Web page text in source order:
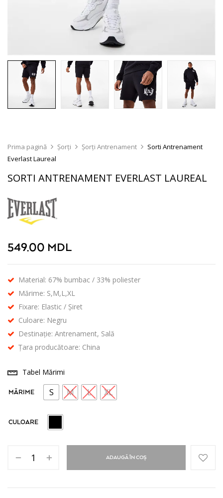
Prima pagină Șorți Șorți Antrenament
Sorti Antrenament
Everlast Laureal
SORTI ANTRENAMENT EVERLAST LAUREAL
549.00 MDL
Material: 67% bumbac / 33% poliester
Mărime: S,M,L,XL
Fixare: Elastic / Șiret
Culoare: Negru
Destinație: Antrenament, Sală
Țara producătoare: China
Tabel Mărimi
MĂRIME S M L XL
CULOARE
ADAUGĂ ÎN COȘ